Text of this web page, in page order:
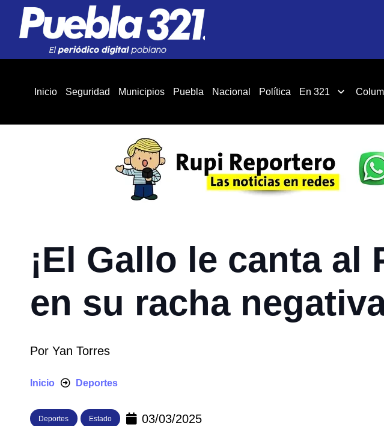
Inicio Seguridad Municipios Puebla Nacional Política En 321
¡El Gallo le canta al
en su racha
Por Yan Torres
Inicio Deportes
Deportes Estado 03/03/2025